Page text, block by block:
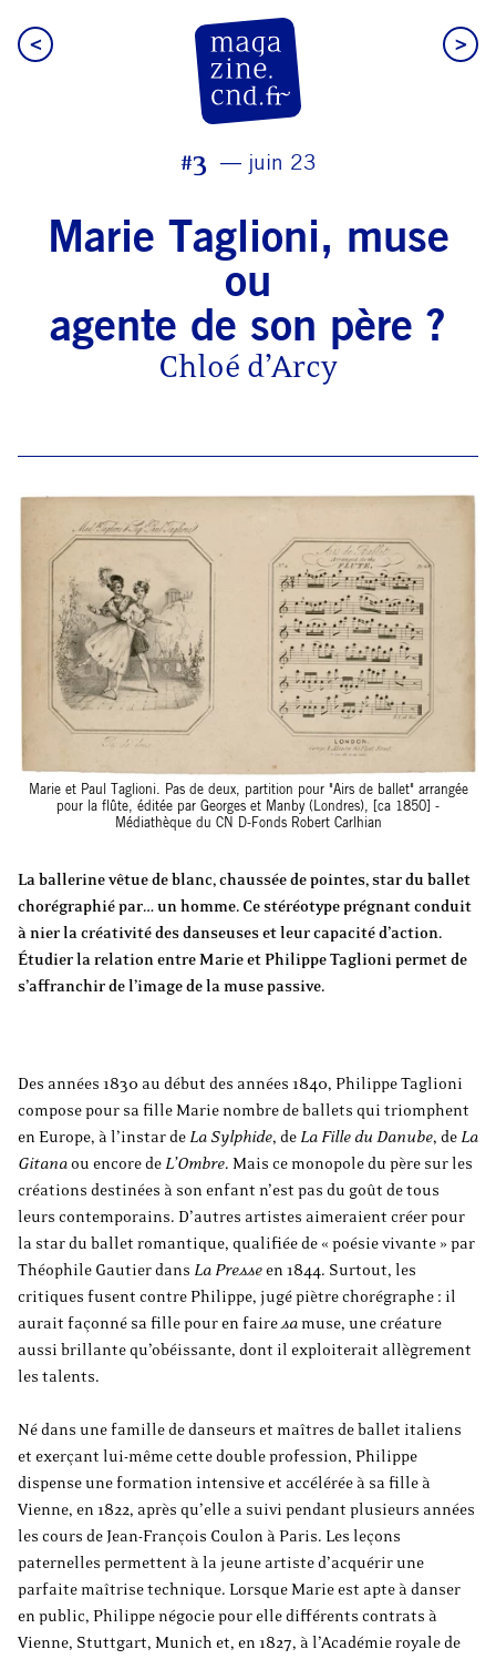
< >
#3 juin 23
Marie Taglioni, muse
ou
agente de son père ?
Chloé d’Arcy
Marie et Paul Taglioni. Pas de deux, partition pour "Airs de ballet" arrangée
pour la flûte, éditée par Georges et Manby (Londres), [ca 1850] -
Médiathèque du CN D-Fonds Robert Carlhian
La ballerine vêtue de blanc, chaussée de pointes, star du ballet
chorégraphié par… un homme. Ce stéréotype prégnant conduit
à nier la créativité des danseuses et leur capacité d’action.
Étudier la relation entre Marie et Philippe Taglioni permet de
s’affranchir de l’image de la muse passive.
Des années 1830 au début des années 1840, Philippe Taglioni
compose pour sa fille Marie nombre de ballets qui triomphent
en Europe, à l’instar de La Sylphide, de La Fille du Danube, de La
Gitanaou encore de L’Ombre. Mais ce monopole du père sur les
créations destinées à son enfant n’est pas du goût de tous
leurs contemporains. D’autres artistes aimeraient créer pour
la star du ballet romantique, qualifiée de « poésie vivante » par
Théophile Gautier dans La Presseen 1844. Surtout, les
critiques fusent contre Philippe, jugé piètre chorégraphe : il
aurait façonné sa fille pour en fairesamuse, une créature
aussi brillante qu’obéissante, dont il exploiterait allègrement
les talents.
Né dans une famille de danseurs et maîtres de ballet italiens
et exerçant lui-même cette double profession, Philippe
dispense une formation intensive et accélérée à sa fille à
Vienne, en 1822, après qu’elle a suivi pendant plusieurs années
les cours de Jean-François Coulon à Paris. Les leçons
paternelles permettent à la jeune artiste d’acquérir une
parfaite maîtrise technique. Lorsque Marie est apte à danser
en public, Philippe négocie pour elle différents contrats à
Vienne, Stuttgart, Munich et, en 1827, à l’Académie royale de